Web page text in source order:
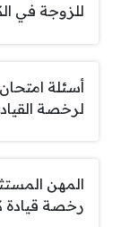
للزوجة في
أسئلة امتحان
لرخصة القيادة
المهن
رخصة قيادة